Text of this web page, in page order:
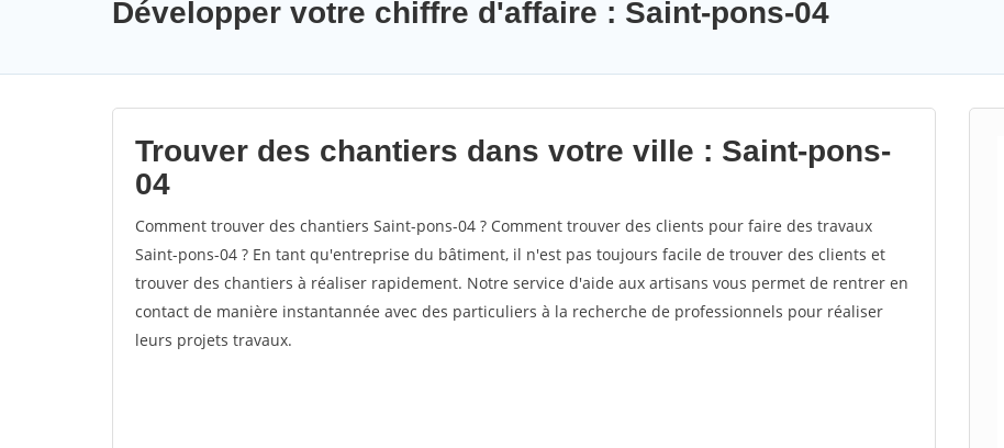
Développer votre chiffre d'affaire : Saint-pons-04
Trouver des chantiers dans votre ville : Saint-pons-
04
Comment trouver des chantiers Saint-pons-04 ? Comment trouver des clients pour faire des travaux
Saint-pons-04 ? En tant qu'entreprise du bâtiment, il n'est pas toujours facile de trouver des clients et
trouver des chantiers à réaliser rapidement. Notre service d'aide aux artisans vous permet de rentrer en
contact de manière instantannée avec des particuliers à la recherche de professionnels pour réaliser
leurs projets travaux.